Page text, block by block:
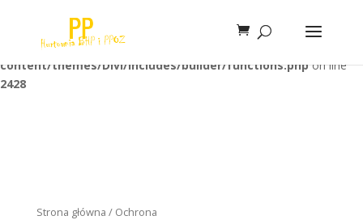
: Trying to access array offset on false in
/home/klient.dhosting.pl/unimaxi/bhppibo.pl/public_html/wp-
content/themes/Divi/includes/builder/functions.phpon line
2428
Strona główna / Ochrona